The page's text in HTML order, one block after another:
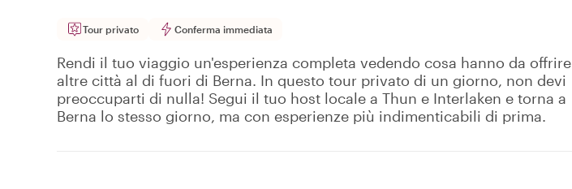
Tour privato Conferma immediata
Rendi il tuo viaggio un'esperienza completa vedendo cosa hanno da offrire
altre città al di fuori di Berna. In questo tour privato di un giorno, non devi
preoccuparti di nulla! Segui il tuo host locale a Thun e Interlaken e torna a
Berna lo stesso giorno, ma con esperienze più indimenticabili di prima.